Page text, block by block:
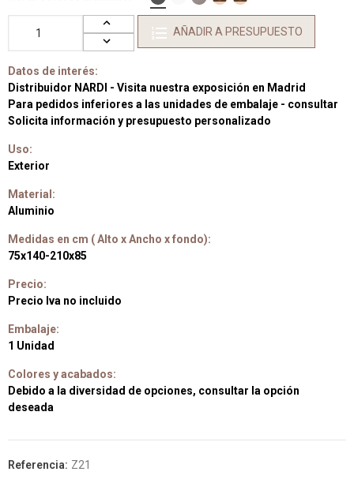
AÑADIR A PRESUPUESTO
Datos de interés:
Distribuidor NARDI - Visita nuestra exposición en Madrid
Para pedidos inferiores a las unidades de embalaje - consultar
Solicita información y presupuesto personalizado
Uso:
Exterior
Material:
Aluminio
Medidas en cm ( Alto x Ancho x fondo):
75x140-210x85
Precio:
Precio Iva no incluido
Embalaje:
1 Unidad
Colores y acabados:
Debido a la diversidad de opciones, consultar la opción
deseada
Referencia: Z21